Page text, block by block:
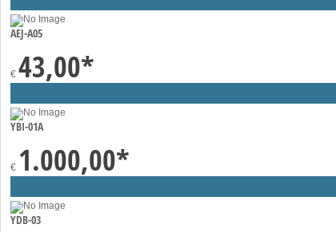
AEJ-A05
€ 43,00*
YBI-01A
€ 1.000,00*
YDB-03